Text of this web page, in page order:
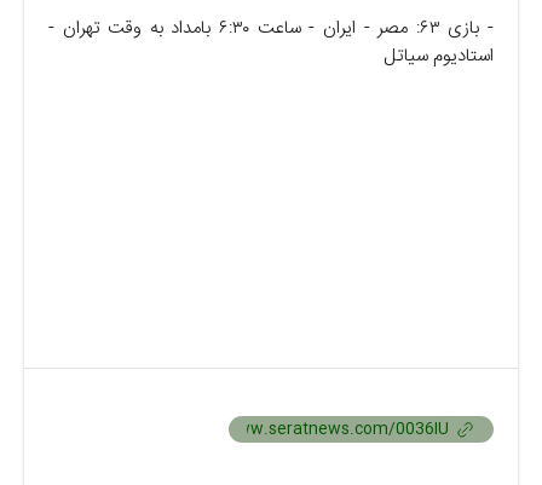
- بازی ۶۳: مصر - ایران - ساعت ۶:۳۰ بامداد به وقت تهران -
استادیوم سیاتل